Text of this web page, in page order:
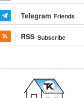
Telegram Friends
RSS Subscribe